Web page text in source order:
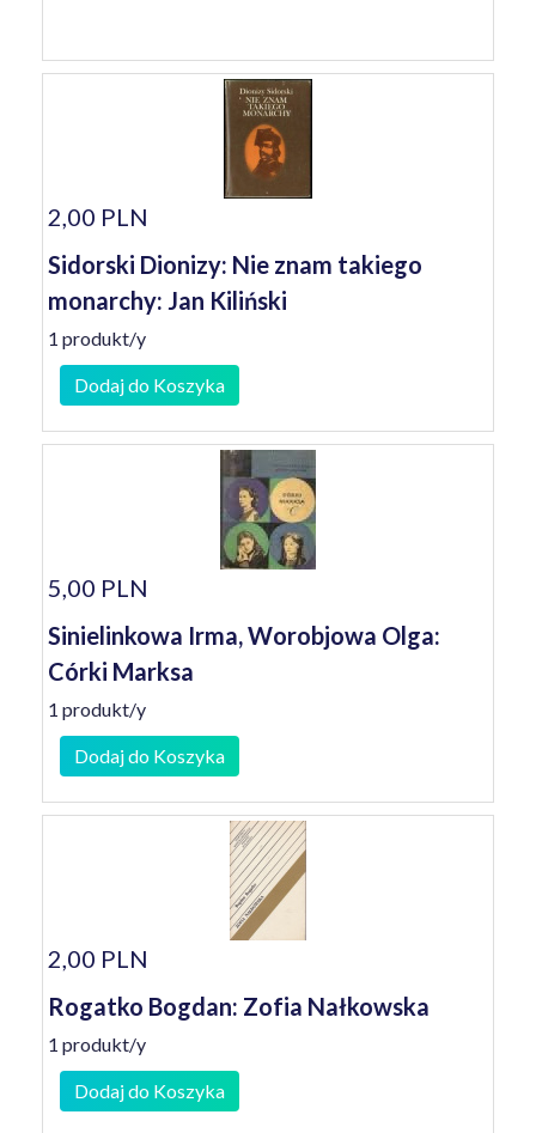
2,00 PLN
Sidorski Dionizy: Nie znam takiego
monarchy: Jan Kiliński
1 produkt/y
Dodaj do Koszyka
5,00 PLN
Sinielinkowa Irma, Worobjowa Olga:
Córki Marksa
1 produkt/y
Dodaj do Koszyka
2,00 PLN
Rogatko Bogdan: Zofia Nałkowska
1 produkt/y
Dodaj do Koszyka